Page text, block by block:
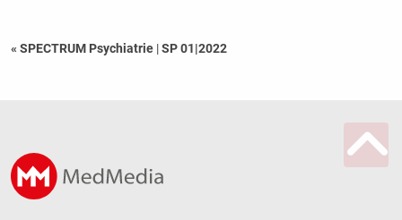
« SPECTRUM Psychiatrie |SP 01|2022